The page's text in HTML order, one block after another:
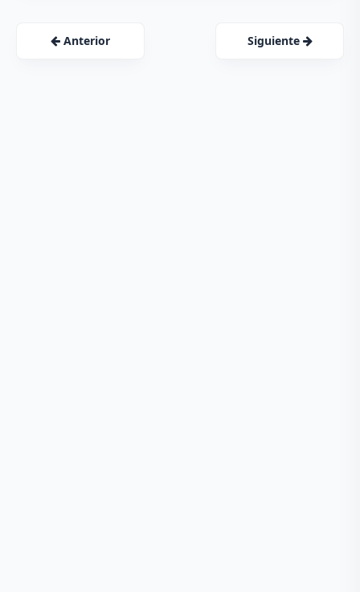
Anterior Siguiente